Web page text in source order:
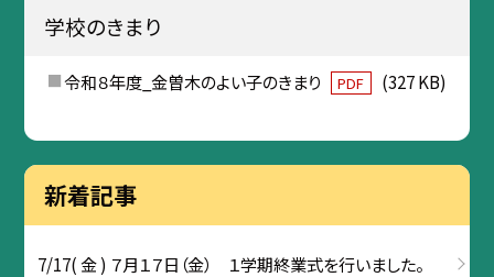
学校のきまり
令和８年度_金曽木のよい子のきまり PDF (327 KB)
新着記事
7/17( 金 ) ７月１７日（金） １学期終業式を行いました。